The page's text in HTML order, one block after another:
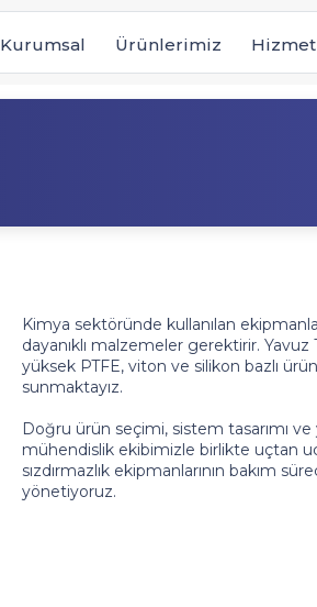
Kurumsal Ürünlerimiz
Kimya sektöründe kullanılan
dayanıklı malzemeler gerektirir.
yüksek PTFE, viton ve silikon bazlı
sunmaktayız.
Doğru ürün seçimi, sistem tasarımı
mühendislik ekibimizle birlikte uçtan
sızdırmazlık ekipmanlarının bakım
yönetiyoruz.